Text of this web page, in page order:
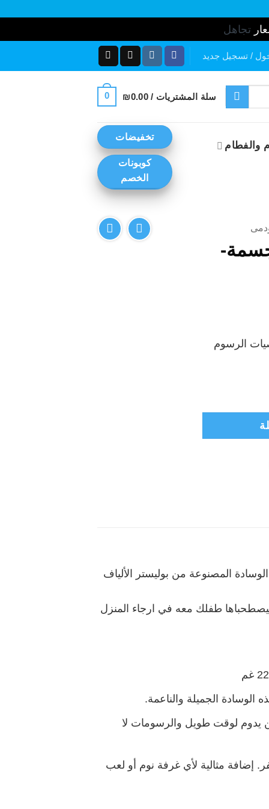
تجاهل
/ تسجيل جديد
سلة المشتريات / ₪0.00
0
والفطام
تخفيضات
كوبونات
الخصم
الرسوم
المصنوعة من بوليستر الألياف
طفلك معه في ارجاء المنزل
الجميلة والناعمة.
يدوم لوقت طويل والرسومات لا
إضافة مثالية لأي غرفة نوم أو لعب